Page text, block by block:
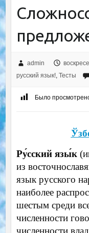
admin
русский язык!, Тесты
Было
Ру́сский язы́к
из
язык русского
наиболее
шестым среди
численности
численности